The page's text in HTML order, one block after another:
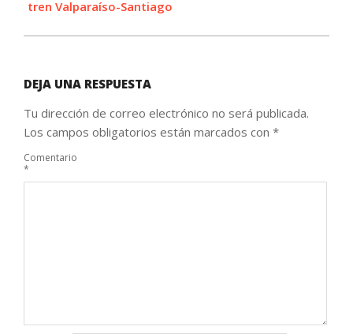
tren Valparaíso-Santiago
DEJA UNA RESPUESTA
Tu dirección de correo electrónico no será publicada.
Los campos obligatorios están marcados con *
Comentario
*